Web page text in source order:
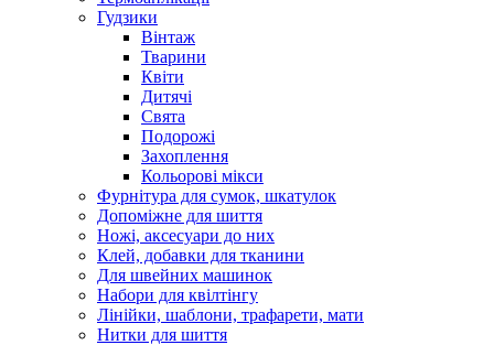
Гудзики
Вінтаж
Тварини
Квіти
Дитячі
Свята
Подорожі
Захоплення
Кольорові мікси
Фурнітура для сумок, шкатулок
Допоміжне для шиття
Ножі, аксесуари до них
Клей, добавки для тканини
Для швейних машинок
Набори для квілтінгу
Лінійки, шаблони, трафарети, мати
Нитки для шиття